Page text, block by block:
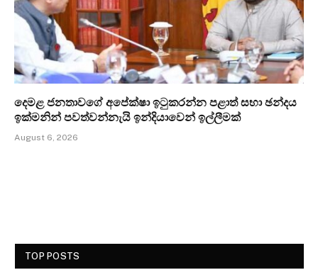
දෙමළ ජනතාවගේ අපේක්ෂා ඉටුකරන්න පළාත් සභා ඡන්දය
ඉක්මනින් පවත්වන්නැයි ඉන්දියාවෙන් ඉල්ලීමක්
August 6, 2026
TOP POSTS